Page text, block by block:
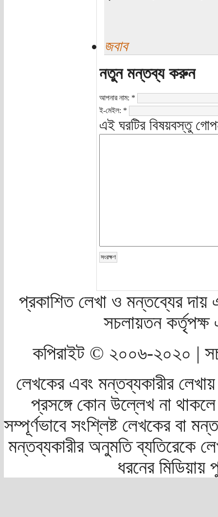
জবাব
নতুন মন্তব্য করুন
আপনার নাম: *
ই-মেইল: *
এই ঘরটির বিষয়বস্তু
প্রকাশিত লেখা ও মন্তব্যের দায়
সচলায়তন
কপিরাইট © ২০০৬-২০২০ |
লেখকের এবং মন্তব্যকারীর
প্রসঙ্গে কোন উল্লেখ না
সম্পূর্ণভাবে সংশ্লিষ্ট লেখকের বা
মন্তব্যকারীর অনুমতি ব্যতিরেকে
ধরনের মিডিয়ায়